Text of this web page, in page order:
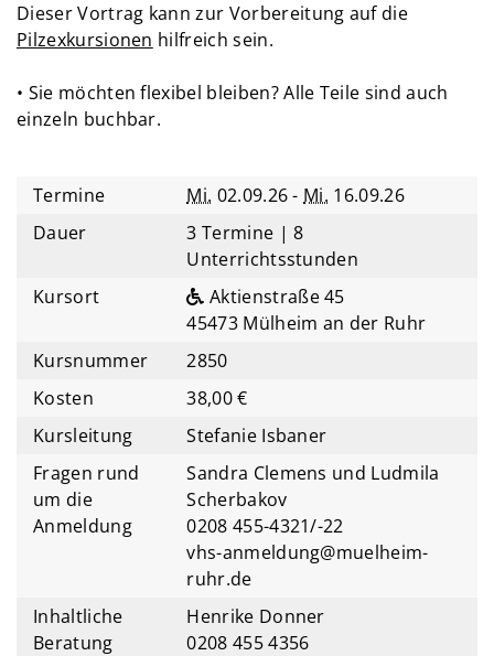
Dieser Vortrag kann zur Vorbereitung auf die
Pilzexkursionen hilfreich sein.
• Sie möchten flexibel bleiben? Alle Teile sind auch
einzeln buchbar.
Termine Mi. 02.09.26 - Mi. 16.09.26
Dauer
3 Termine | 8
Unterrichtsstunden
Kursort
Aktienstraße 45
45473 Mülheim an der Ruhr
Kursnummer
2850
Kosten
38,00 €
Kursleitung
Stefanie Isbaner
Fragen rund
um die
Anmeldung
Sandra Clemens und Ludmila
Scherbakov
0208 455-4321/-22
vhs-anmeldung@muelheim-
ruhr.de
Inhaltliche
Beratung
Henrike Donner
0208 455 4356